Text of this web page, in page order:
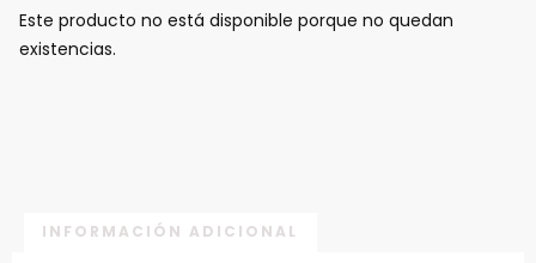
Este producto no está disponible porque no quedan
existencias.
INFORMACIÓN ADICIONAL